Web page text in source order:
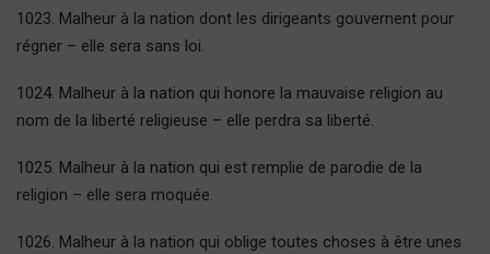
1023. Malheur à la nation dont les dirigeants gouvernent pour
régner – elle sera sans loi.
1024. Malheur à la nation qui honore la mauvaise religion au
nom de la liberté religieuse – elle perdra sa liberté.
1025. Malheur à la nation qui est remplie de parodie de la
religion – elle sera moquée.
1026. Malheur à la nation qui oblige toutes choses à être unes